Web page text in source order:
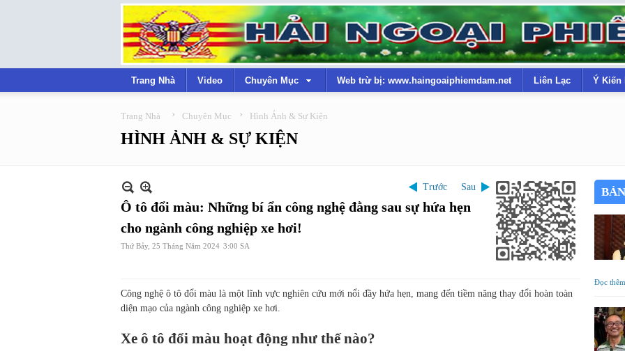
Trang Nhà Video Chuyên Mục Web trừ bị: www.haingoaiphiemdam.net Liên Lạc Ý Kiến
Trang Nhà › Chuyên Mục › Hình Ảnh & Sự Kiện
HÌNH ẢNH & SỰ KIỆN
Trước Sau
Ô tô đổi màu: Những bí ẩn công nghệ đằng sau sự hứa hẹn
cho ngành công nghiệp xe hơi!
Thứ Bảy, 25 Tháng Năm 2024 3:00 SA
Công nghệ ô tô đổi màu là một lĩnh vực nghiên cứu mới nổi đầy hứa hẹn, mang đến tiềm năng thay đổi hoàn toàn
diện mạo của ngành công nghiệp xe hơi.
Xe ô tô đổi màu hoạt động như thế nào?
Đọc thêm